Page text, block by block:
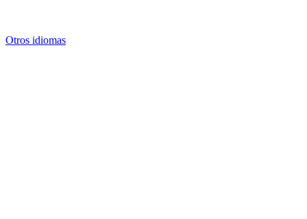
Otros idiomas